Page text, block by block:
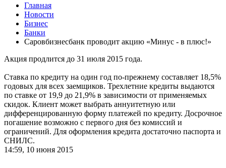
Главная
Новости
Бизнес
Банки
Саровбизнесбанк проводит акцию «Минус - в плюс!»
Акция продлится до 31 июля 2015 года.
Ставка по кредиту на один год по-прежнему составляет 18,5%
годовых для всех заемщиков. Трехлетние кредиты выдаются
по ставке от 19,9 до 21,9% в зависимости от применяемых
скидок. Клиент может выбрать аннуитетную или
дифференцированную форму платежей по кредиту. Досрочное
погашение возможно с первого дня без комиссий и
ограничений. Для оформления кредита достаточно паспорта и
СНИЛС.
14:59, 10 июня 2015